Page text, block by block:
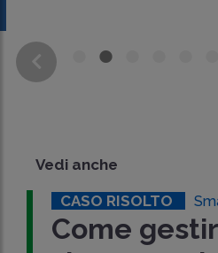
Vedi anche
CASO RISOLTO
Come